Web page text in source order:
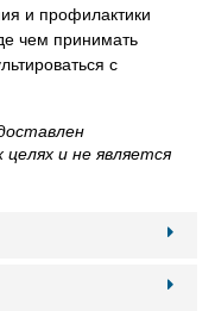
и профилактики
чем принимать
с
и не является